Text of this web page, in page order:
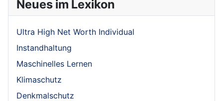
Neues im Lexikon
Ultra High Net Worth Individual
Instandhaltung
Maschinelles Lernen
Klimaschutz
Denkmalschutz